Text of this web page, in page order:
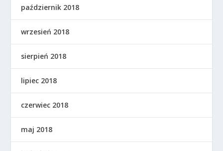
październik 2018
wrzesień 2018
sierpień 2018
lipiec 2018
czerwiec 2018
maj 2018